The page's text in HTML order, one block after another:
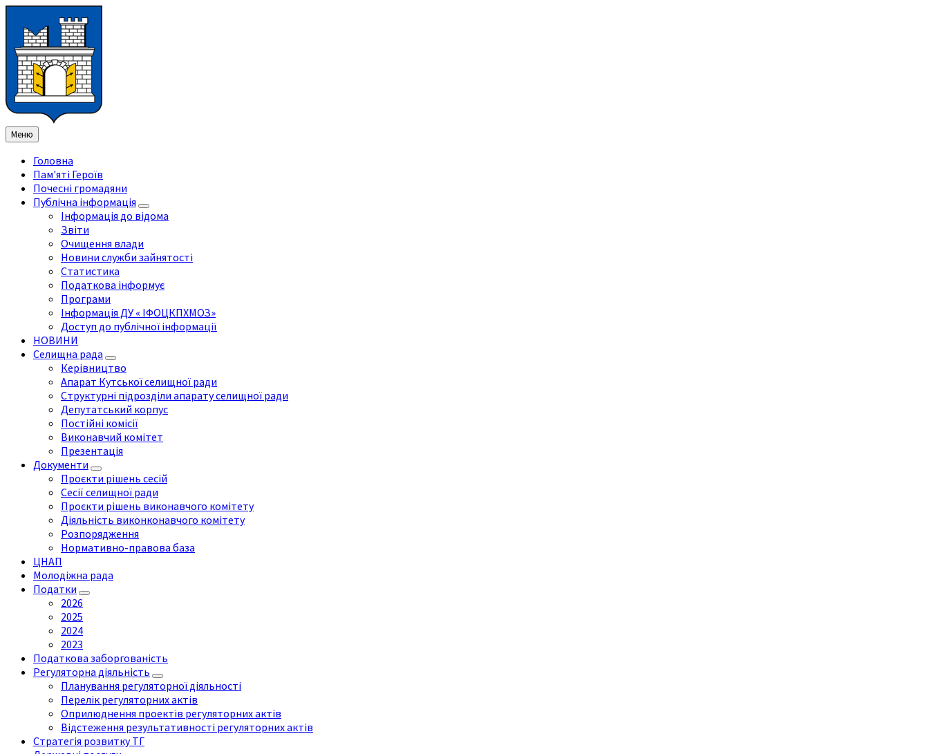
змісту
ліву
бічну
панель
праву
бічну
панель
нижнього
колонтитула
Меню
Головна
Пам'яті Героїв
Почесні громадяни
Публічна інформація
Інформація до відома
Звіти
Очищення влади
Новини служби зайнятості
Статистика
Податкова інформує
Програми
Інформація ДУ « ІФОЦКПХМОЗ»
Доступ до публічної інформації
НОВИНИ
Селищна рада
Керівництво
Апарат Кутської селищної ради
Структурні підрозділи апарату селищної ради
Депутатський корпус
Постійні комісії
Виконавчий комітет
Презентація
Документи
Проєкти рішень сесій
Сесії селищної ради
Проєкти рішень виконавчого комітету
Діяльність виконконавчого комітету
Розпорядження
Нормативно-правова база
ЦНАП
Молодіжна рада
Податки
2026
2025
2024
2023
Податкова заборгованість
Регуляторна діяльність
Планування регуляторної діяльності
Перелік регуляторних актів
Оприлюднення проектів регуляторних актів
Відстеження результативності регуляторних актів
Стратегія розвитку ТГ